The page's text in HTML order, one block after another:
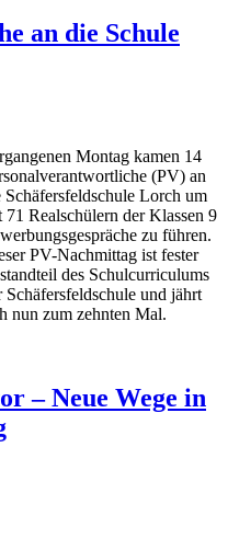
an die Schule
Montag kamen 14
(PV) an
Schäfersfeldschule Lorch um
71 Realschülern der Klassen 9
zu führen.
PV-Nachmittag ist fester
des Schulcurriculums
Schäfersfeldschule und jährt
nun zum zehnten Mal.
– Neue Wege in